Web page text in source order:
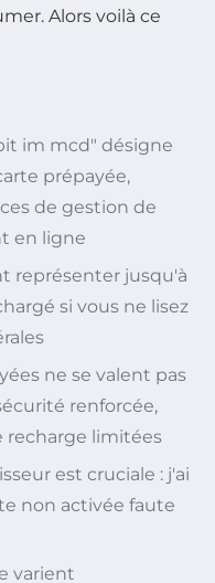
Alors voilà ce
im mcd" désigne
prépayée,
de gestion de
en ligne
représenter jusqu'à
si vous ne lisez
ne se valent pas
renforcée,
recharge limitées
est cruciale : j'ai
non activée faute
varient